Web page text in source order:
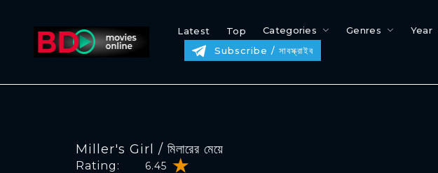
Latest Top Categories Genres Year
Subscribe / সাবস্ক্রাইব
Miller's Girl / মিলারের মেয়ে
Rating: 6.45